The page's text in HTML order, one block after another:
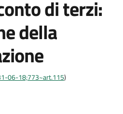
di terzi:
della
06-18;773~art.115)